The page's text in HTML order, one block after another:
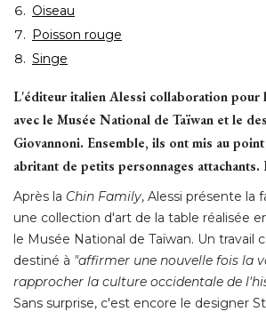
Oiseau
Poisson rouge
Singe
L'éditeur italien Alessi collaboration pour
avec le Musée National de Taïwan et le
Giovannoni. Ensemble, ils ont mis au
abritant de petits personnages attachants.
Après la Chin Family, Alessi présente la
une collection d'art de la table réalisée
le Musée National de Taïwan. Un travail
destiné à "affirmer une nouvelle fois la
rapprocher la culture occidentale de
Sans surprise, c'est encore le designer